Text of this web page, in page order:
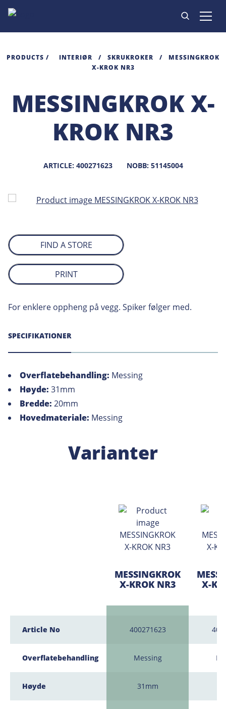
PRODUKTER
KONTAKT
PRODUCTS / INTERIØR / SKRUKROKER /
MESSINGKROK
X-KROK NR3
MESSINGKROK X-
KROK NR3
ARTICLE: 400271623 NOBB: 51145004
FIND A STORE
PRINT
For enklere oppheng på vegg. Spiker følger med.
SPECIFIKATIONER
Overflatebehandling: Messing
Høyde: 31mm
Bredde: 20mm
Hovedmateriale: Messing
Varianter
Article No
Overflatebehandling
Høyde
MESSINGKROK
X-KROK NR3
400271623
Messing
31mm
X-